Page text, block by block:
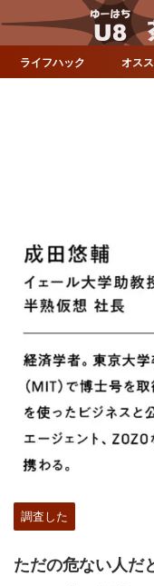
ライフハック オス
調査した
ただの危ない人だ